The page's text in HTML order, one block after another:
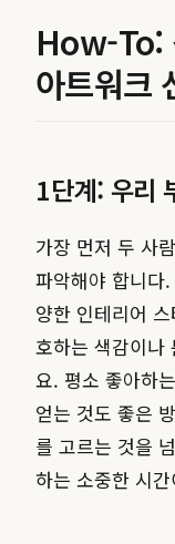
How-To:
아트워크
1단계: 우리
가장 먼저 두 사
파악해야 합니다
양한 인테리어
호하는 색감이나
요. 평소 좋아하
얻는 것도 좋은
를 고르는 것을
하는 소중한 시